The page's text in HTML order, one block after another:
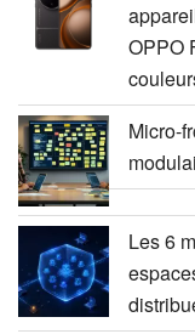
OPPO
Micro-
Les 6